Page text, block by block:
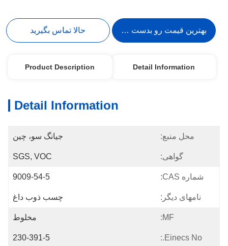
بهترین قیمت رو بدست بیار حالا تماس بگیرید
Detail Information
Product Description
Detail Information
محل منبع: جیانگ سو، چین
گواهی: SGS, VOC
شماره CAS: 9009-54-5
نامهای دیگر: چسب ذوب داغ
MF: مخلوط
Einecs No.:
230-391-5